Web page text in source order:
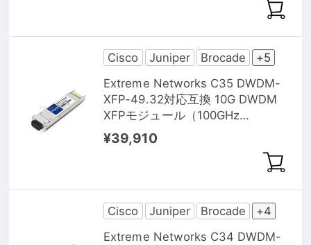
Cisco Juniper Brocade
+5
Extreme Networks C35 DWDM-
XFP-49.32対応互換 10G DWDM
XFPモジュール（100GHz
1549.32nm 40km DOM）
¥39,910
Cisco Juniper Brocade
+4
Extreme Networks C34 DWDM-